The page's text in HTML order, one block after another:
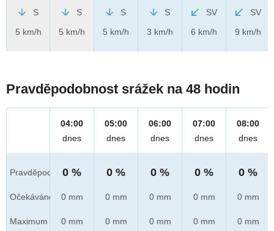
S
5 km/h
S
5 km/h
S
5 km/h
S
3 km/h
SV
6 km/h
SV
9 km/h
Pravděpodobnost srážek na 48 hodin
Pravděpod.
Očekáváno
Maximum
04:00
dnes
0 %
0 mm
0 mm
05:00
dnes
0 %
0 mm
0 mm
06:00
dnes
0 %
0 mm
0 mm
07:00
dnes
0 %
0 mm
0 mm
08:00
dnes
0 %
0 mm
0 mm